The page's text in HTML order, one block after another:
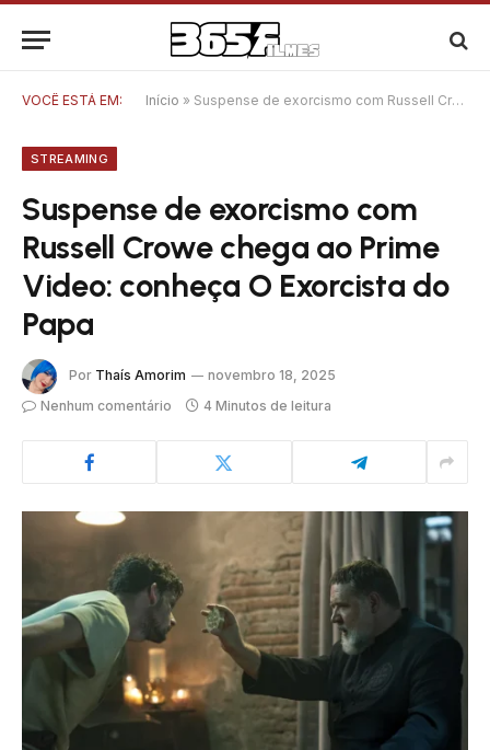
VOCÊ ESTÁ EM: Início » Suspense de exorcismo com Russell Crowe chega ao Prime Video: conheça O Exorcista do Papa
STREAMING
Suspense de exorcismo com
Russell Crowe chega ao Prime
Video: conheça O Exorcista do
Papa
Por Thaís Amorim
novembro 18, 2025
Nenhum comentário
4 Minutos de leitura